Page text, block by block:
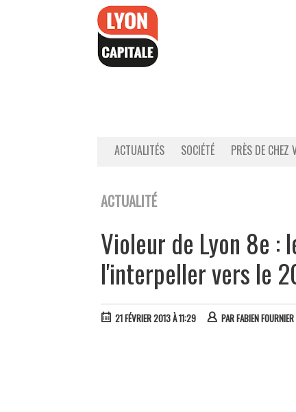
ACTUALITÉS SOCIÉTÉ PRÈS DE CHEZ
ACTUALITÉ
Violeur de Lyon 8e :
l'interpeller vers le
21 FÉVRIER 2013 À 11:29 PARFABIEN FOURNIER